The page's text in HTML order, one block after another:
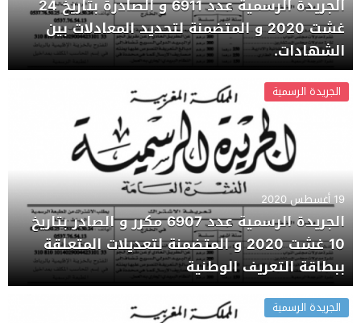
الجريدة الرسمية عدد 6911 و الصادرة بتاريخ 24
غشت 2020 و المتضمنة لتحديد المعادلات بين
الشهادات.
الجريدة الرسمية
19 أغسطس 2020
الجريدة الرسمية عدد 6907 مكرر و الصادر بتاريخ
10 غشت 2020 و المتضمنة لتعديلات المتعلقة
ببطاقة التعريف الوطنية
الجريدة الرسمية